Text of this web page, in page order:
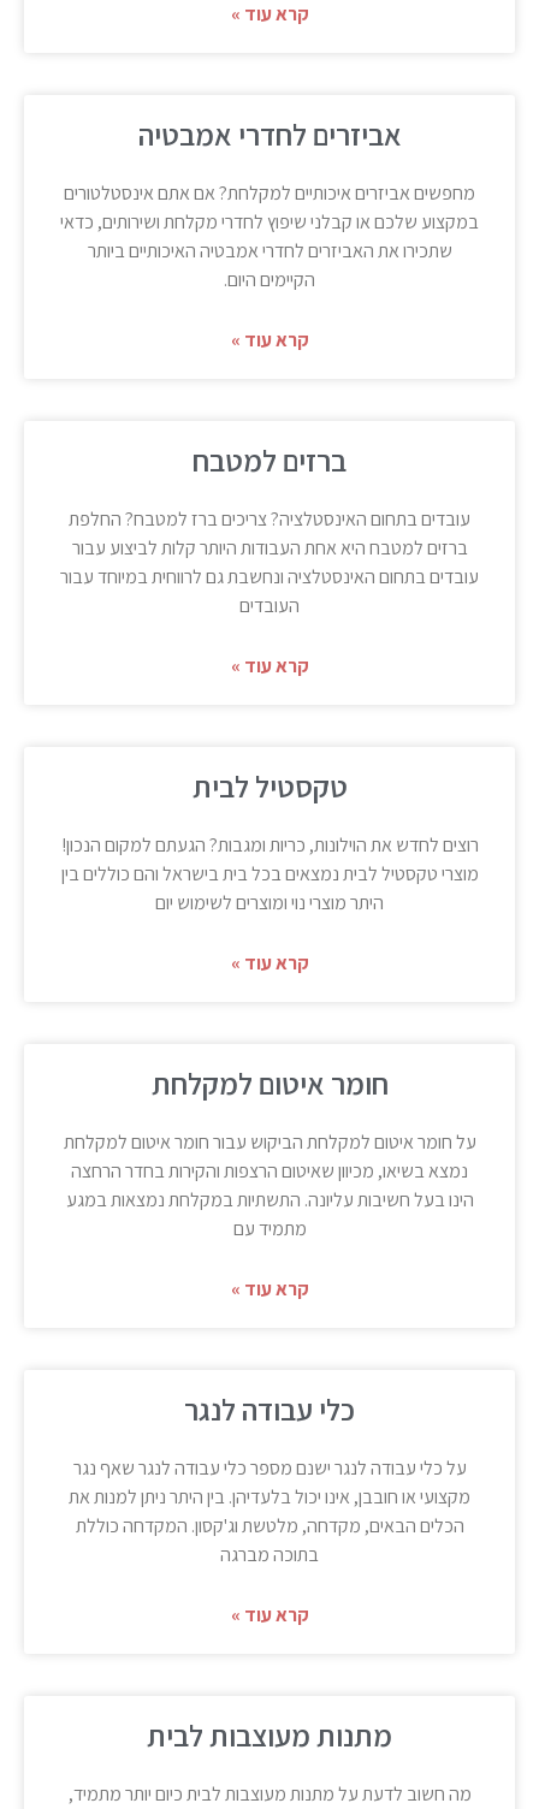
קרא עוד »
אביזרים לחדרי אמבטיה
מחפשים אביזרים איכותיים למקלחת? אם אתם אינסטלטורים
במקצוע שלכם או קבלני שיפוץ לחדרי מקלחת ושירותים, כדאי
שתכירו את האביזרים לחדרי אמבטיה האיכותיים ביותר
הקיימים היום.
קרא עוד »
ברזים למטבח
עובדים בתחום האינסטלציה? צריכים ברז למטבח? החלפת
ברזים למטבח היא אחת העבודות היותר קלות לביצוע עבור
עובדים בתחום האינסטלציה ונחשבת גם לרווחית במיוחד עבור
העובדים
קרא עוד »
טקסטיל לבית
רוצים לחדש את הוילונות, כריות ומגבות? הגעתם למקום הנכון!
מוצרי טקסטיל לבית נמצאים בכל בית בישראל והם כוללים בין
היתר מוצרי נוי ומוצרים לשימוש יום
קרא עוד »
חומר איטום למקלחת
על חומר איטום למקלחת הביקוש עבור חומר איטום למקלחת
נמצא בשיאו, מכיוון שאיטום הרצפות והקירות בחדר הרחצה
הינו בעל חשיבות עליונה. התשתיות במקלחת נמצאות במגע
מתמיד עם
קרא עוד »
כלי עבודה לנגר
על כלי עבודה לנגר ישנם מספר כלי עבודה לנגר שאף נגר
מקצועי או חובבן, אינו יכול בלעדיהן. בין היתר ניתן למנות את
הכלים הבאים, מקדחה, מלטשת וג'קסון. המקדחה כוללת
בתוכה מברגה
קרא עוד »
מתנות מעוצבות לבית
מה חשוב לדעת על מתנות מעוצבות לבית כיום יותר מתמיד,